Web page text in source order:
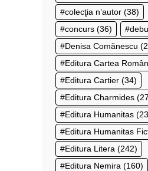
colecţia n’autor (38)
concurs (36)
Denisa Comănescu
Editura Cartea
Editura Cartier (34)
Editura Charmides
Editura Humanitas
Editura Humanitas
Editura Litera (242)
Editura Nemira (160)